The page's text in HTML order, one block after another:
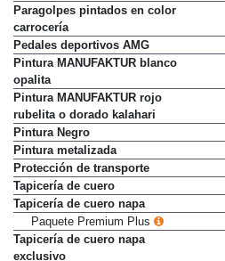
Paragolpes pintados en color
carrocería
Pedales deportivos AMG
Pintura MANUFAKTUR blanco
opalita
Pintura MANUFAKTUR rojo
rubelita o dorado kalahari
Pintura Negro
Pintura metalizada
Protección de transporte
Tapicería de cuero
Tapicería de cuero napa
Paquete Premium Plus
Tapicería de cuero napa
exclusivo